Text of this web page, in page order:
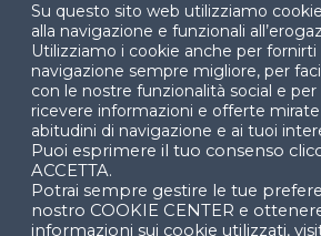
© 2024 Copyright © Politecnico di
di Ingegneria Gestionale
Su questo sito web utilizziamo
alla navigazione e funzionali
Utilizziamo i cookie anche per fornirti
navigazione sempre migliore, per
con le nostre funzionalità social e
ricevere informazioni e offerte
abitudini di navigazione e ai tuoi
Puoi esprimere il tuo consenso
ACCETTA.
Potrai sempre gestire le tue
nostro COOKIE CENTER e
informazioni sui cookie utilizzati,